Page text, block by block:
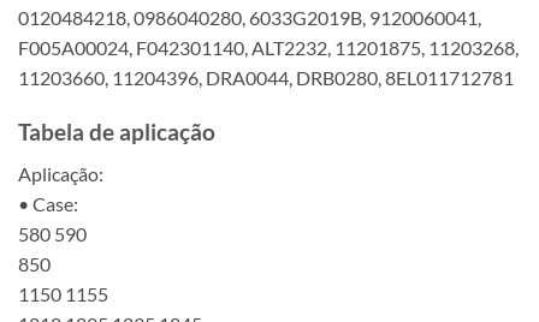
0120484218, 0986040280, 6033G2019B, 9120060041,
F005A00024, F042301140, ALT2232, 11201875, 11203268,
11203660, 11204396, DRA0044, DRB0280, 8EL011712781
Tabela de aplicação
Aplicação:
• Case:
580 590
850
1150 1155